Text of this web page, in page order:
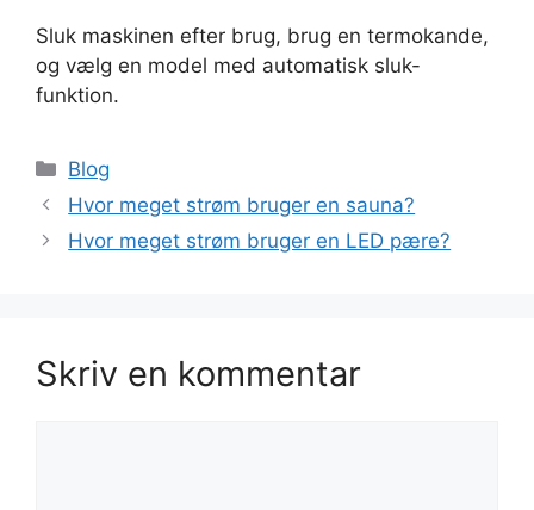
Sluk maskinen efter brug, brug en termokande,
og vælg en model med automatisk sluk-
funktion.
Kategorier
Blog
Hvor meget strøm bruger en sauna?
Hvor meget strøm bruger en LED pære?
Skriv en kommentar